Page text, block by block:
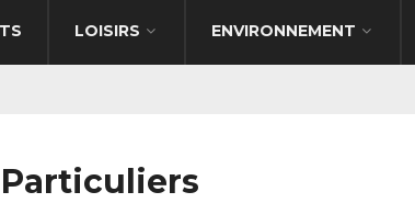
LOISIRS ENVIRONNEMENT
Particuliers